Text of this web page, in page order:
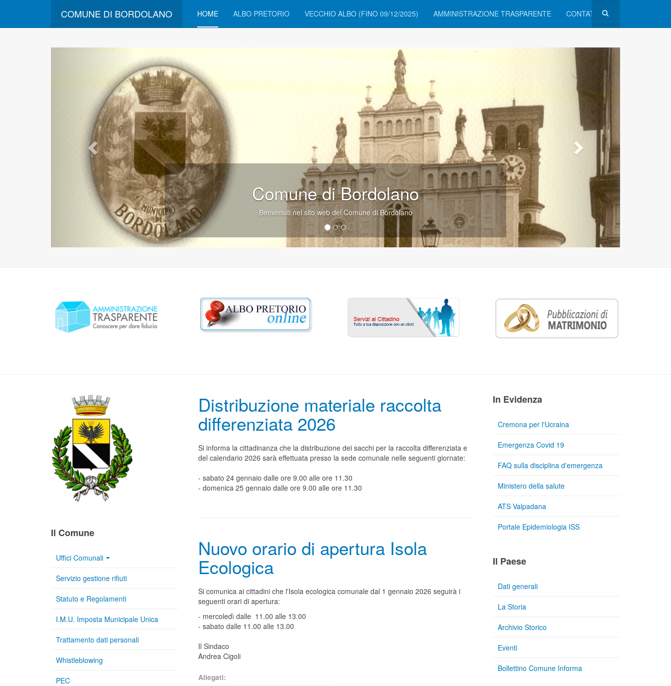
COMUNE DI BORDOLANO HOME ALBO PRETORIO VECCHIO ALBO (FINO 09/12/2025) AMMINISTRAZIONE TRASPARENTE CONTATTI
Comune di Bordolano
Benvenuti nel sito web del Comune di Bordolano
Distribuzione materiale raccolta
differenziata 2026
Si informa la cittadinanza che la distribuzione dei sacchi per la raccolta differenziata e
del calendario 2026 sarà effettuata presso la sede comunale nelle seguenti giornate:
- sabato 24 gennaio dalle ore 9.00 alle ore 11.30
- domenica 25 gennaio dalle ore 9.00 alle ore 11.30
Nuovo orario di apertura Isola
Ecologica
Si comunica ai cittadini che l'Isola ecologica comunale dal 1 gennaio 2026 seguirà i
seguenti orari di apertura:
- mercoledì dalle 11.00 alle 13.00
- sabato dalle 11.00 alle 13.00
Il Sindaco
Andrea Cigoli
Allegati:
Il Comune
Uffici Comunali
Servizio gestione rifiuti
Statuto e Regolamenti
I.M.U. Imposta Municipale Unica
Trattamento dati personali
Whistleblowing
PEC
In Evidenza
Cremona per l'Ucraina
Emergenza Covid 19
FAQ sulla disciplina d'emergenza
Ministero della salute
ATS Valpadana
Portale Epidemiologia ISS
Il Paese
Dati generali
La Storia
Archivio Storico
Eventi
Bollettino Comune Informa